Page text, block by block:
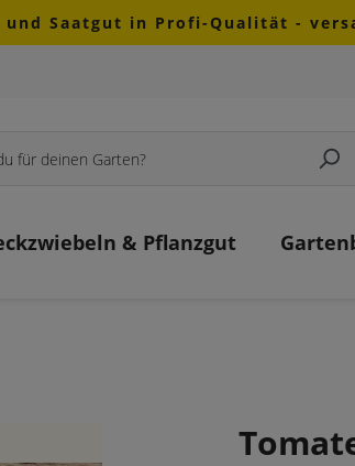
Saatgut in Profi-Qualität -
& Pflanzgut